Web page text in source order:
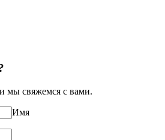
мы свяжемся с вами.
Имя